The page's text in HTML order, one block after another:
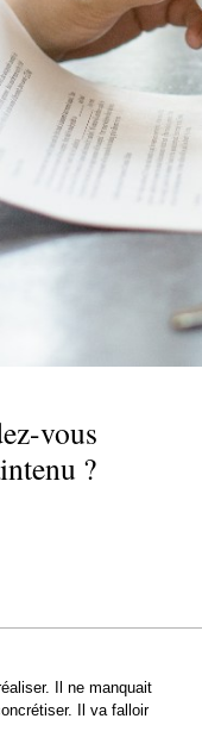
vous
?
Il ne manquait
Il va falloir